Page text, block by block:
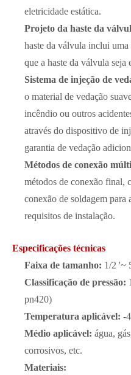
eletricidade estática.
Projeto da haste da
haste da válvula inclui
que a haste da válvula seja
Sistema de injeção de
o material de vedação
incêndio ou outros
através do dispositivo de
garantia de vedação
Métodos de conexão
métodos de conexão final,
conexão de soldagem para
requisitos de instalação.
Especificações técnicas
Faixa de tamanho: 1/2 '~
Classificação de pressão:
pn420)
Temperatura aplicável: -
Médio aplicável: água,
corrosivos, etc.
Materiais: